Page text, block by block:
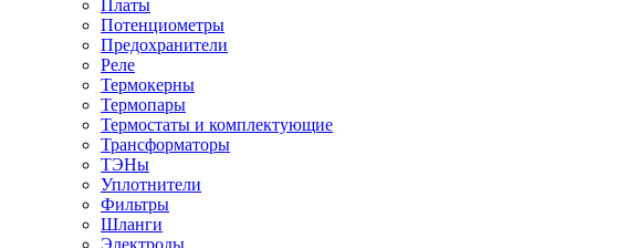
Платы
Потенциометры
Предохранители
Реле
Термокерны
Термопары
Термостаты и комплектующие
Трансформаторы
ТЭНы
Уплотнители
Фильтры
Шланги
Электроды